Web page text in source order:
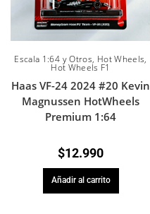
Escala 1:64 y Otros, Hot Wheels,
Hot Wheels F1
Haas VF-24 2024 #20 Kevin
Magnussen HotWheels
Premium 1:64
$12.990
Añadir al carrito